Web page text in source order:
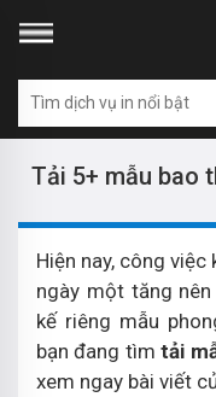
Tải 5+ mẫu bao
Hiện nay, công
ngày một tăng
kế riêng mẫu
bạn đang tìmtải
xem ngay bài viết